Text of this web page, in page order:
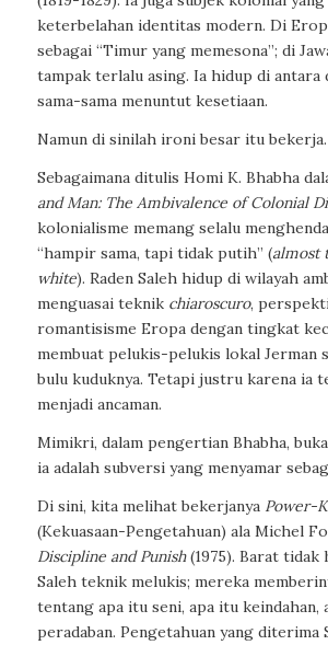
keterbelahan identitas modern. Di
sebagai “Timur yang memesona”; di
tampak terlalu asing. Ia hidup di antara
sama-sama menuntut kesetiaan.
Namun di sinilah ironi besar itu bekerja.
Sebagaimana ditulis Homi K. Bhabha
and Man: The Ambivalence of Colonial
kolonialisme memang selalu
“hampir sama, tapi tidak putih” (almost
white). Raden Saleh hidup di wilayah
menguasai teknik chiaroscuro,
romantisisme Eropa dengan tingkat
membuat pelukis-pelukis lokal Jerman
bulu kuduknya. Tetapi justru karena ia
menjadi ancaman.
Mimikri, dalam pengertian Bhabha,
ia adalah subversi yang menyamar
Di sini, kita melihat bekerjanya Power-
(Kekuasaan-Pengetahuan) ala Michel
Discipline and Punish(1975). Barat tidak
Saleh teknik melukis; mereka
tentang apa itu seni, apa itu keindahan,
peradaban. Pengetahuan yang diterima